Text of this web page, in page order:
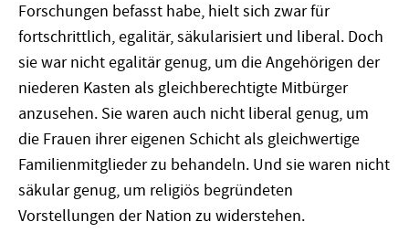
Forschungen befasst habe, hielt sich zwar für
fortschrittlich, egalitär, säkularisiert und liberal. Doch
sie war nicht egalitär genug, um die Angehörigen der
niederen Kasten als gleichberechtigte Mitbürger
anzusehen. Sie waren auch nicht liberal genug, um
die Frauen ihrer eigenen Schicht als gleichwertige
Familienmitglieder zu behandeln. Und sie waren nicht
säkular genug, um religiös begründeten
Vorstellungen der Nation zu widerstehen.